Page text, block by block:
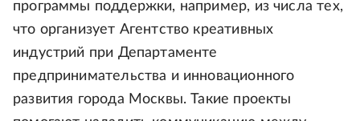
программы поддержки, например, из числа тех,
что организует Агентство креативных
индустрий при Департаменте
предпринимательства и инновационного
развития города Москвы. Такие проекты